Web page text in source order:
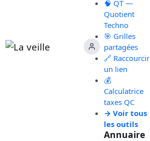
🧠 QT —
Quotient
Techno
🎯 Grilles
partagées
🔗 Raccourcir
un lien
💰
Calculatrice
taxes QC
→ Voir tous
les outils
Annuaire